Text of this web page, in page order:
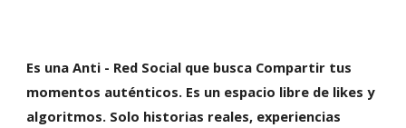
Es una Anti - Red Social que busca Compartir tus
momentos auténticos. Es un espacio libre de likes y
algoritmos. Solo historias reales, experiencias